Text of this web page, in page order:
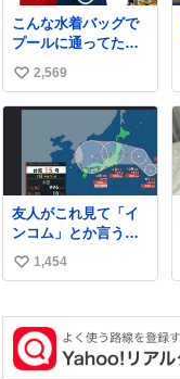
こんな水着バッグで
プールに通ってたア
ナタ、完全なる同世
代（笑） #70年代
#80年代 #昭和レト
い
い
2,569
友人がこれ見て「イ
ンコム」とか言うか
ら、もうそれにしか
見えなくなっちゃっ
い
ね
数
1,454